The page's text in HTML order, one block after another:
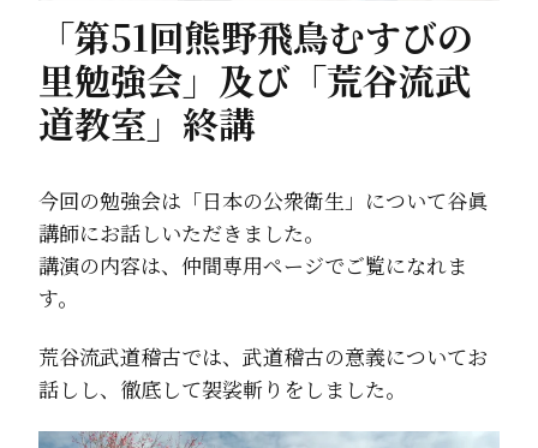
「第51回熊野飛鳥むすびの
里勉強会」及び「荒谷流武
道教室」終講
今回の勉強会は「日本の公衆衛生」について谷眞
講師にお話しいただきました。
講演の内容は、仲間専用ページでご覧になれま
す。
荒谷流武道稽古では、武道稽古の意義についてお
話しし、徹底して袈裟斬りをしました。